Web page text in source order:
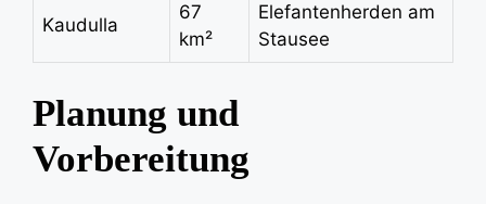
Kaudulla
67
km²
Elefantenherden am
Stausee
Planung und
Vorbereitung